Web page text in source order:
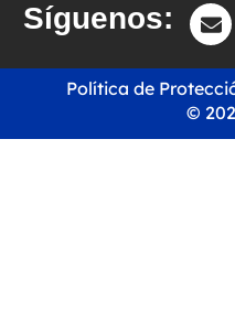
Síguenos:
©
Política de